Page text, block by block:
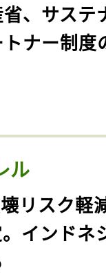
省、サステ
ナー制度
ル
リスク軽
インドネ